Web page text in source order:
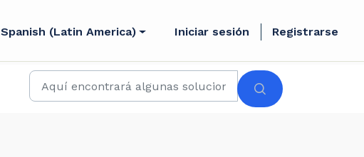
Spanish (Latin America) Iniciar sesión Registrarse